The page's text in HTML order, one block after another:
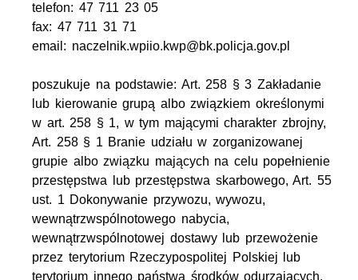
telefon: 47 711 23 05
fax: 47 711 31 71
email: naczelnik.wpiio.kwp@bk.policja.gov.pl
poszukuje na podstawie: Art. 258 § 3 Zakładanie
lub kierowanie grupą albo związkiem określonymi
w art. 258 § 1, w tym mającymi charakter zbrojny,
Art. 258 § 1 Branie udziału w zorganizowanej
grupie albo związku mających na celu popełnienie
przestępstwa lub przestępstwa skarbowego, Art. 55
ust. 1 Dokonywanie przywozu, wywozu,
wewnątrzwspólnotowego nabycia,
wewnątrzwspólnotowej dostawy lub przewożenie
przez terytorium Rzeczypospolitej Polskiej lub
terytorium innego państwa środków odurzających,